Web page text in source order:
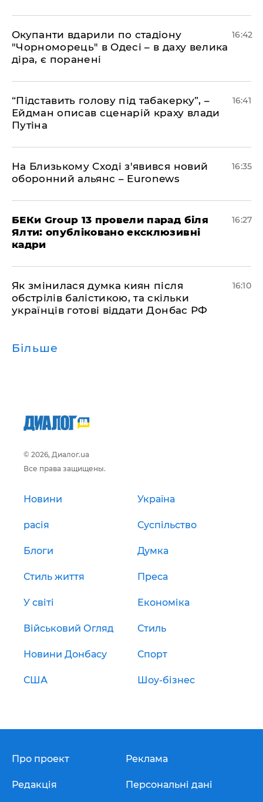
​Окупанти вдарили по стадіону
"Чорноморець" в Одесі – в даху велика
діра, є поранені
16:42
​“Підставить голову під табакерку”, –
Ейдман описав сценарій краху влади
Путіна
16:41
На Близькому Сході з'явився новий
оборонний альянс – Euronews
16:35
БЕКи Group 13 провели парад біля
Ялти: опубліковано ексклюзивні
кадри
16:27
Як змінилася думка киян після
обстрілів балістикою, та скільки
українців готові віддати Донбас РФ
16:10
Більше
© 2026, Диалог.ua
Все права защищены.
Новини Україна
расія Суспільство
Блоги Думка
Стиль життя Преса
У світі Економіка
Військовий Огляд Стиль
Новини Донбасу Спорт
США Шоу-бізнес
Про проект
Редакція
Реклама
Персональні дані